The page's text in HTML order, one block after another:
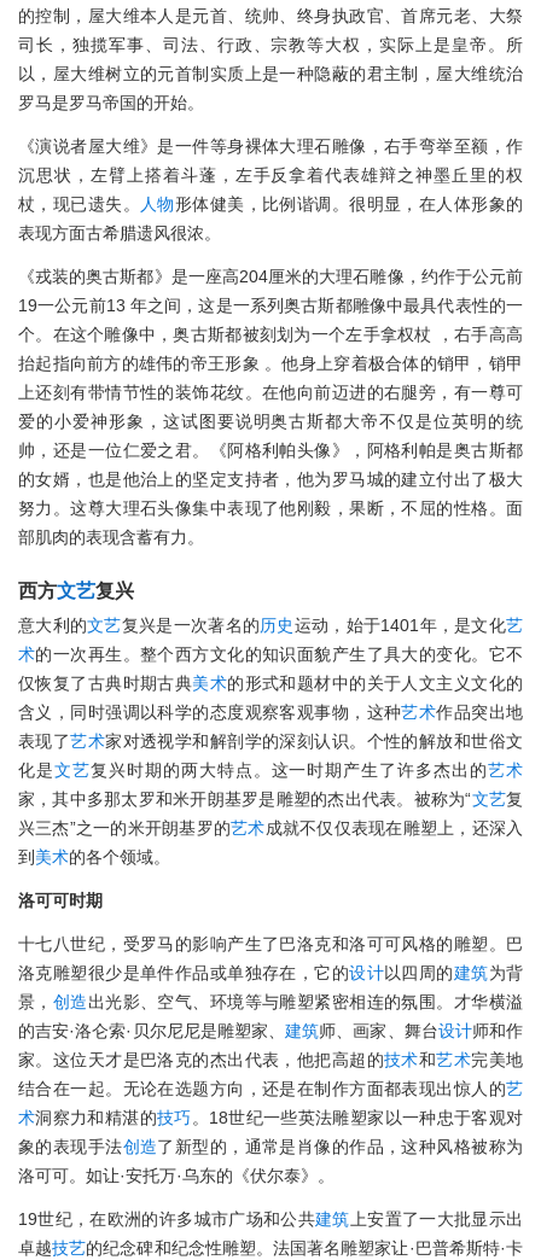
的控制，屋大维本人是元首、统帅、终身执政官、首席元老、大祭
司长，独揽军事、司法、行政、宗教等大权，实际上是皇帝。所
以，屋大维树立的元首制实质上是一种隐蔽的君主制，屋大维统治
罗马是罗马帝国的开始。
《演说者屋大维》是一件等身裸体大理石雕像，右手弯举至额，作
沉思状，左臂上搭着斗蓬，左手反拿着代表雄辩之神墨丘里的权
杖，现已遗失。
人物形体健美，比例谐调。很明显，在人体形象的
表现方面古希腊遗风很浓。
《戎装的奥古斯都》是一座高204厘米的大理石雕像，约作于公元前
19一公元前13 年之间，这是一系列奥古斯都雕像中最具代表性的一
个。在这个雕像中，奥古斯都被刻划为一个左手拿权杖 ，右手高高
抬起指向前方的雄伟的帝王形象 。他身上穿着极合体的销甲，销甲
上还刻有带情节性的装饰花纹。在他向前迈进的右腿旁，有一尊可
爱的小爱神形象，这试图要说明奥古斯都大帝不仅是位英明的统
帅，还是一位仁爱之君。《阿格利帕头像》，阿格利帕是奥古斯都
的女婿，也是他治上的坚定支持者，他为罗马城的建立付出了极大
努力。这尊大理石头像集中表现了他刚毅，果断，不屈的性格。面
部肌肉的表现含蓄有力。
西方文艺复兴
意大利的文艺复兴是一次著名的历史运动，始于1401年，是文化艺
术的一次再生。整个西方文化的知识面貌产生了具大的变化。它不
仅恢复了古典时期古典美术的形式和题材中的关于人文主义文化的
含义，同时强调以科学的态度观察客观事物，这种艺术作品突出地
表现了艺术家对透视学和解剖学的深刻认识。个性的解放和世俗文
化是文艺复兴时期的两大特点。这一时期产生了许多杰出的艺术
家，其中多那太罗和米开朗基罗是雕塑的杰出代表。被称为“文艺复
兴三杰”之一的米开朗基罗的艺术成就不仅仅表现在雕塑上，还深入
到 美术的各个领域。
洛可可时期
十七八世纪，受罗马的影响产生了巴洛克和洛可可风格的雕塑。巴
洛克雕塑很少是单件作品或单独存在，它的设计以四周的建筑为背
景， 创造出光影、空气、环境等与雕塑紧密相连的氛围。才华横溢
的吉安·洛仑索·贝尔尼尼是雕塑家、建筑师、画家、舞台设计师和作
家。这位天才是巴洛克的杰出代表，他把高超的技术和艺术完美地
结合在一起。无论在选题方向，还是在制作方面都表现出惊人的艺
术洞察力和精湛的技巧。18世纪一些英法雕塑家以一种忠于客观对
象的表现手法创造了新型的，通常是肖像的作品，这种风格被称为
洛可可。如让·安托万·乌东的《伏尔泰》。
19世纪，在欧洲的许多城市广场和公共建筑 上安置了一大批显示出
卓越技艺的纪念碑和纪念性雕塑。法国著名雕塑家让·巴普希斯特·卡